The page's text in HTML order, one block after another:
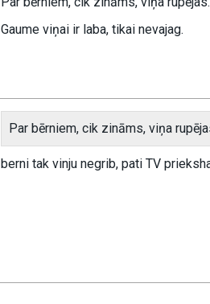
Gaume viņai ir laba, tikai nevajag.
Par bērniem, cik zināms, viņa
berni tak vinju negrib, pati TV